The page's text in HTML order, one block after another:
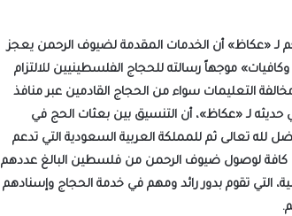
لـ «عكاظ» أن الخدمات المقدمة لضيوف الرحمن يعجز
موجهاً رسالته للحجاج الفلسطينيين للالتزام
التعليمات سواء من الحجاج القادمين عبر منافذ
لـ «عكاظ»، أن التنسيق بين بعثات الحج في
لله تعالى ثم للمملكة العربية السعودية التي تدعم
كافة لوصول ضيوف الرحمن من فلسطين البالغ عددهم
التي تقوم بدور رائد ومهم في خدمة الحجاج وإسنادهم